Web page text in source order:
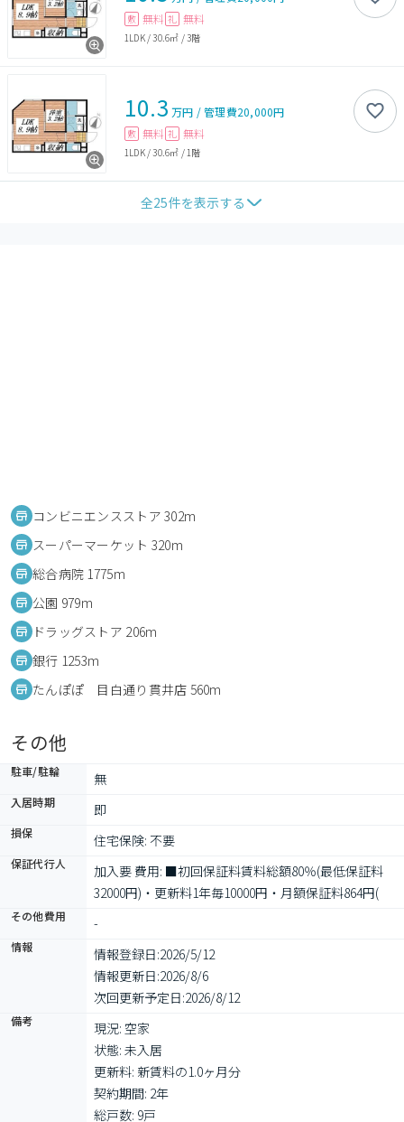
敷 無料 礼 無料
1LDK/30.6㎡ /3階
10.3 万円 /管理費20,000円
敷 無料 礼 無料
1LDK/30.6㎡ / 1階
全25件を表示する
コンビニエンスストア 302m
スーパーマーケット 320m
総合病院 1775m
公園 979m
ドラッグストア 206m
銀行 1253m
たんぽぽ 目白通り貫井店 560m
その他
駐車/駐輪 無
入居時期 即
損保 住宅保険: 不要
保証代行人
加入要 費用: ■初回保証料賃料総額80％(最低保証料
32000円)・更新料1年毎10000円・月額保証料864円(
その他費用 -
情報 情報登録日:2026/5/12
情報更新日:2026/8/6
次回更新予定日:2026/8/12
備考
現況: 空家
状態: 未入居
更新料: 新賃料の1.0ヶ月分
契約期間: 2年
総戸数: 9戸